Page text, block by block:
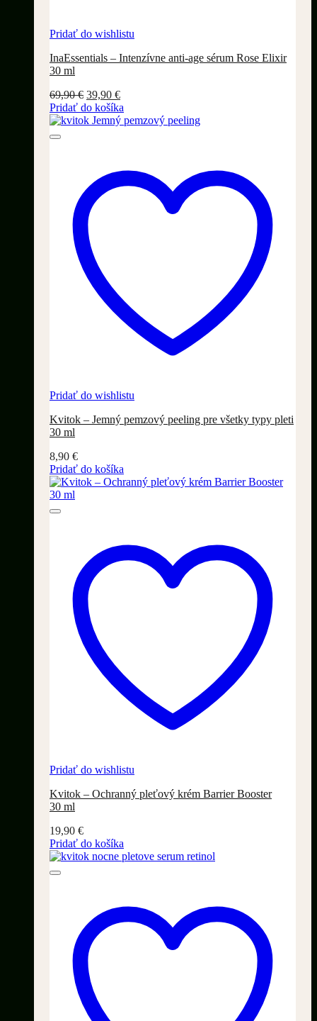
Pridať do wishlistu
InaEssentials – Intenzívne anti-age sérum Rose Elixir
30 ml
69,90€ Pôvodná
cena
bola:
39,90 €Aktuálna
cena
je:
Pridať do košíka
Pridať do wishlistu
Kvitok – Jemný pemzový peeling pre všetky typy pleti
30 ml
8,90 €
Pridať do košíka
Pridať do wishlistu
Kvitok – Ochranný pleťový krém Barrier Booster
30 ml
19,90 €
Pridať do košíka